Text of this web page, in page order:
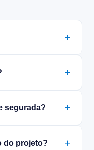
segurada?
do projeto?